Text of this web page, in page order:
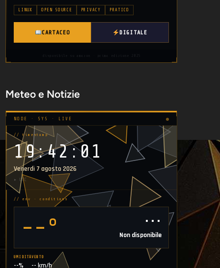
LINUX OPEN SOURCE PRIVACY PRATICO
CARTACEO DIGITALE
Meteo e Notizie
NODE · SYS · LIVE
// timestamp
19:42:02
Venerdì 7 agosto 2026
▸ UTC
// env · conditions
--° ⋯
Non disponibile
UMIDITÀ
--%
VENTO
-- km/h